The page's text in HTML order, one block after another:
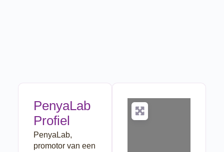
PenyaLab
Profiel
PenyaLab,
promotor van een